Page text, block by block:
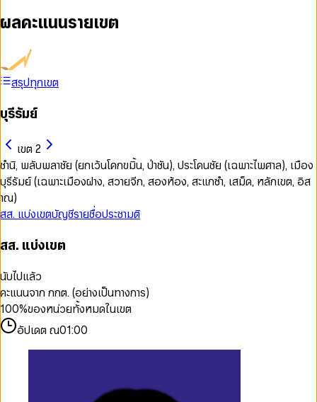
ผลคะแนนรายเขต
สรุปทุกเขต
บุรีรัมย์
เขต 2
ชำนิ, พลับพลาชัย (ยกเว้นโคกขมิ้น, ป่าชัน), ประโคนชัย (เฉพาะไพศาล), เมือง
บุรีรัมย์ (เฉพาะเมืองฝาง, สวายจีก, สองห้อง, สะแกซำ, เสม็ด, หลักเขต, อิส
าณ)
สส. แบ่งเขตบัญชีรายชื่อประชามติ
สส. แบ่งเขต
นับไปแล้ว
คะแนนจาก กกต. (อย่างเป็นทางการ)
100%ของหน่วยทั้งหมดในเขต
อัปเดต ณ01:00